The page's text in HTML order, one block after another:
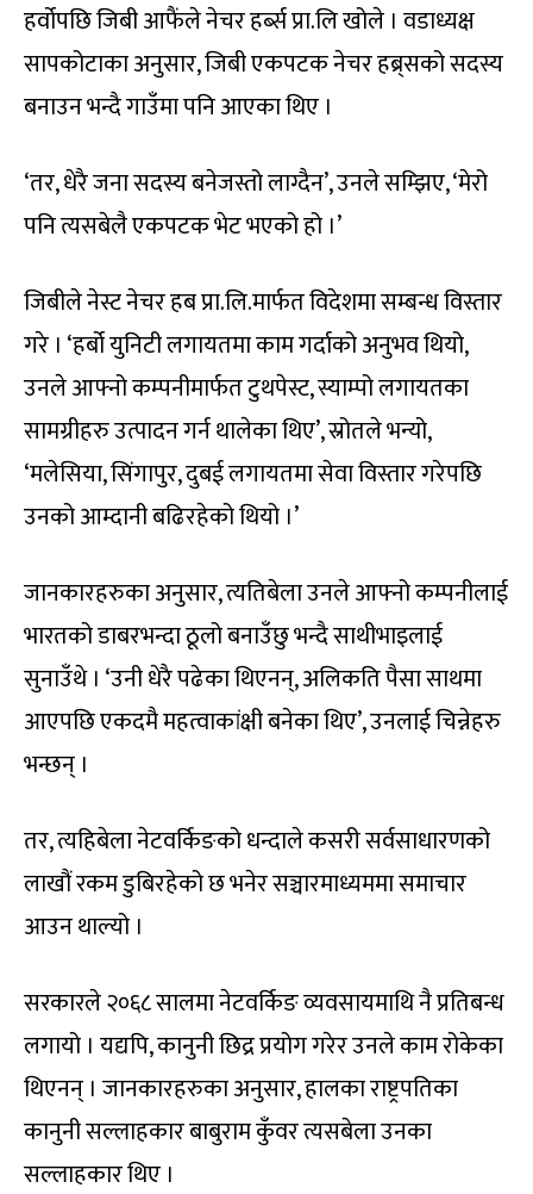
हर्वोपछि जिबी आफैंले नेचर हर्ब्स प्रा.लि खोले । वडाध्यक्ष
सापकोटाका अनुसार, जिबी एकपटक नेचर हब्र्सको सदस्य
बनाउन भन्दै गाउँमा पनि आएका थिए ।
‘तर, धेरै जना सदस्य बनेजस्तो लाग्दैन’, उनले सम्झिए, ‘मेरो
पनि त्यसबेलै एकपटक भेट भएको हो ।’
जिबीले नेस्ट नेचर हब प्रा.लि.मार्फत विदेशमा सम्बन्ध विस्तार
गरे । ‘हर्बो युनिटी लगायतमा काम गर्दाको अनुभव थियो,
उनले आफ्नो कम्पनीमार्फत टुथपेस्ट, स्याम्पो लगायतका
सामग्रीहरु उत्पादन गर्न थालेका थिए’, स्रोतले भन्यो,
‘मलेसिया, सिंगापुर, दुबई लगायतमा सेवा विस्तार गरेपछि
उनको आम्दानी बढिरहेको थियो ।’
जानकारहरुका अनुसार, त्यतिबेला उनले आफ्नो कम्पनीलाई
भारतको डाबरभन्दा ठूलो बनाउँछु भन्दै साथीभाइलाई
सुनाउँथे । ‘उनी धेरै पढेका थिएनन्, अलिकति पैसा साथमा
आएपछि एकदमै महत्वाकांक्षी बनेका थिए’, उनलाई चिन्नेहरु
भन्छन् ।
तर, त्यहिबेला नेटवर्किङको धन्दाले कसरी सर्वसाधारणको
लाखौं रकम डुबिरहेको छ भनेर सञ्चारमाध्यममा समाचार
आउन थाल्यो ।
सरकारले २०६८ सालमा नेटवर्किङ व्यवसायमाथि नै प्रतिबन्ध
लगायो । यद्यपि, कानुनी छिद्र प्रयोग गरेर उनले काम रोकेका
थिएनन् । जानकारहरुका अनुसार, हालका राष्ट्रपतिका
कानुनी सल्लाहकार बाबुराम कुँवर त्यसबेला उनका
सल्लाहकार थिए ।